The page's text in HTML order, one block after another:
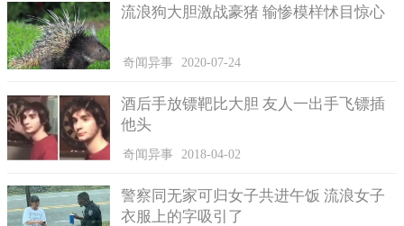
17年过去之后，没想到意外再次发生了。利瓦伊(卡尔和克里
斯蒂娜所生的儿子)意外死在了家中，不久后，保险公司赔偿卡尔
但是这次事件却引起了警方的怀疑，利瓦伊的意外死得蹊
跷。警察在通过多方的取证调查之后发现背后的真相实在是过于
骇人听闻。因为利瓦伊身亡并非是意外，而是一场有计划的阴
流浪狗大胆激战豪猪 输惨模样怵目惊心
奇闻异事 2020-07-24
酒后手放镖靶比大胆 友人一出手飞镖插
他头
奇闻异事 2018-04-02
警察同无家可归女子共进午饭 流浪女子
衣服上的字吸引了